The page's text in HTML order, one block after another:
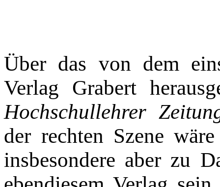
Über das von dem
Verlag Grabert
Hochschullehrer
der rechten Szene
insbesondere aber zu